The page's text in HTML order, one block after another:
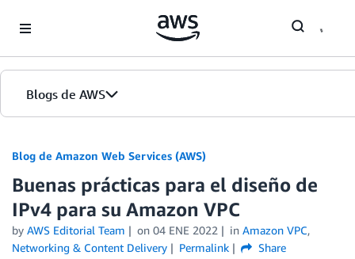
Blogs de AWS
Inicio
Ediciones
Blog de Amazon Web Services (AWS)
Buenas prácticas para el diseño de
IPv4 para su Amazon VPC
by AWS Editorial Team on 04 ENE 2022 in Amazon VPC,
Networking & Content Delivery
Permalink Share